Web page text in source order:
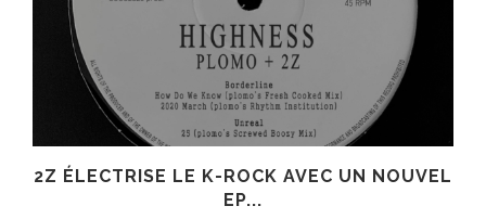
2Z ÉLECTRISE LE K-ROCK AVEC UN NOUVEL
EP...